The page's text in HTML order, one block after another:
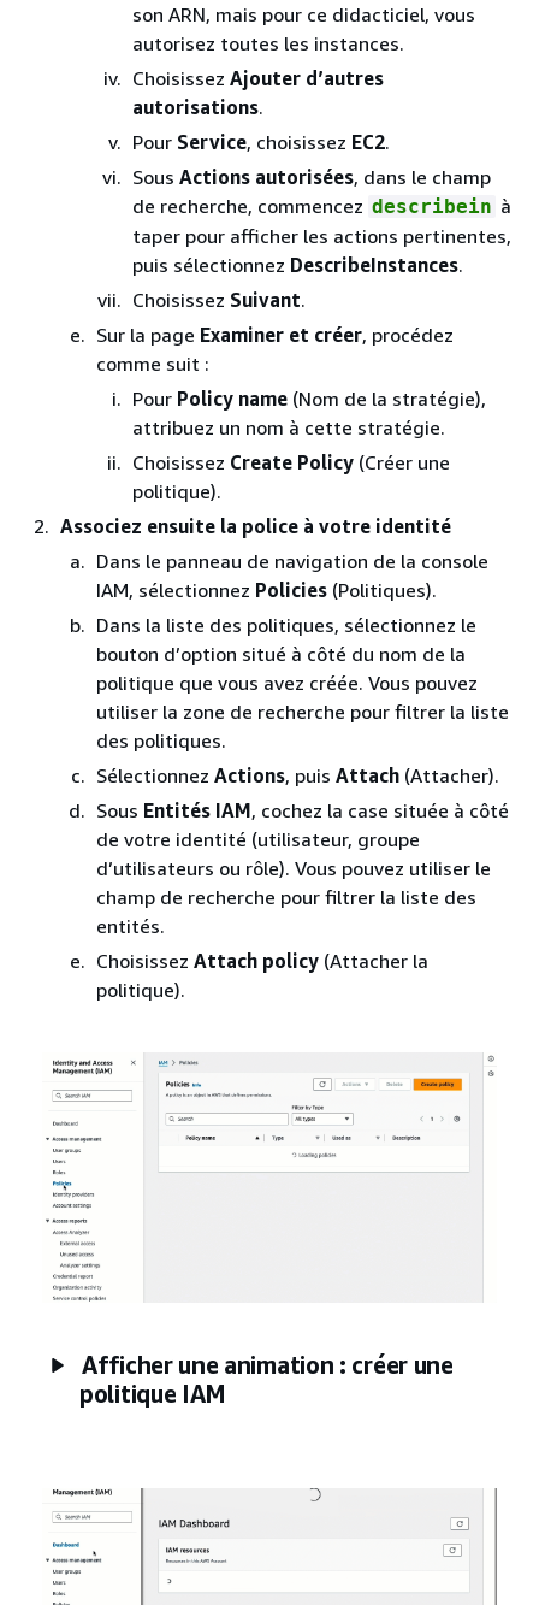
son ARN, mais pour ce didacticiel, vous
autorisez toutes les instances.
Choisissez Ajouter d’autres
autorisations.
Pour Service, choisissez EC2.
Sous Actions autorisées, dans le champ
de recherche, commencez describein à
taper pour afficher les actions pertinentes,
puis sélectionnez DescribeInstances.
Choisissez Suivant.
Sur la page Examiner et créer, procédez
comme suit :
Pour Policy name (Nom de la stratégie),
attribuez un nom à cette stratégie.
Choisissez Create Policy (Créer une
politique).
Associez ensuite la police à votre identité
Dans le panneau de navigation de la console
IAM, sélectionnez Policies (Politiques).
Dans la liste des politiques, sélectionnez le
bouton d’option situé à côté du nom de la
politique que vous avez créée. Vous pouvez
utiliser la zone de recherche pour filtrer la liste
des politiques.
Sélectionnez Actions, puis Attach (Attacher).
Sous Entités IAM, cochez la case située à côté
de votre identité (utilisateur, groupe
d’utilisateurs ou rôle). Vous pouvez utiliser le
champ de recherche pour filtrer la liste des
entités.
Choisissez Attach policy (Attacher la
politique).
Afficher une animation : créer une
politique IAM